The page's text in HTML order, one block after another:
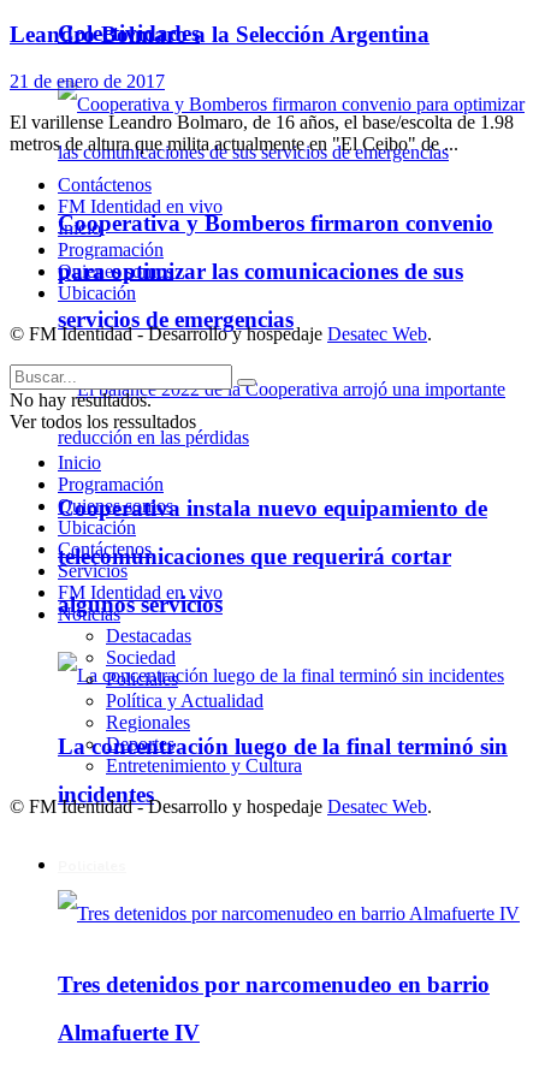
Colectividades
Cooperativa y Bomberos firmaron convenio
para optimizar las comunicaciones de sus
servicios de emergencias
Cooperativa instala nuevo equipamiento de
telecomunicaciones que requerirá cortar
algunos servicios
La concentración luego de la final terminó sin
incidentes
Tres detenidos por narcomenudeo en barrio
Almafuerte IV
Leandro Bolmaro a la Selección Argentina
21 de enero de 2017
El varillense Leandro Bolmaro, de 16 años, el base/escolta de 1.98
metros de altura que milita actualmente en "El Ceibo" de ...
Contáctenos
FM Identidad en vivo
Inicio
Programación
Quienes somos
Ubicación
© FM Identidad - Desarrollo y hospedaje Desatec Web.
No hay resultados.
Ver todos los ressultados
Inicio
Programación
Quienes somos
Ubicación
Contáctenos
Servicios
FM Identidad en vivo
Noticias
Destacadas
Sociedad
Policiales
Política y Actualidad
Regionales
Deportes
Entretenimiento y Cultura
© FM Identidad - Desarrollo y hospedaje Desatec Web.